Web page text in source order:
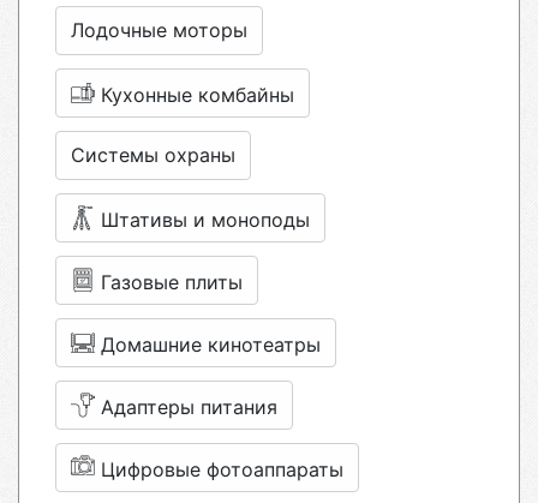
Лодочные моторы
Кухонные комбайны
Системы охраны
Штативы и моноподы
Газовые плиты
Домашние кинотеатры
Адаптеры питания
Цифровые фотоаппараты